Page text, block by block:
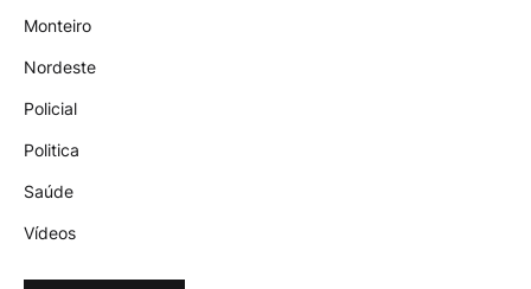
Monteiro
Nordeste
Policial
Politica
Saúde
Vídeos